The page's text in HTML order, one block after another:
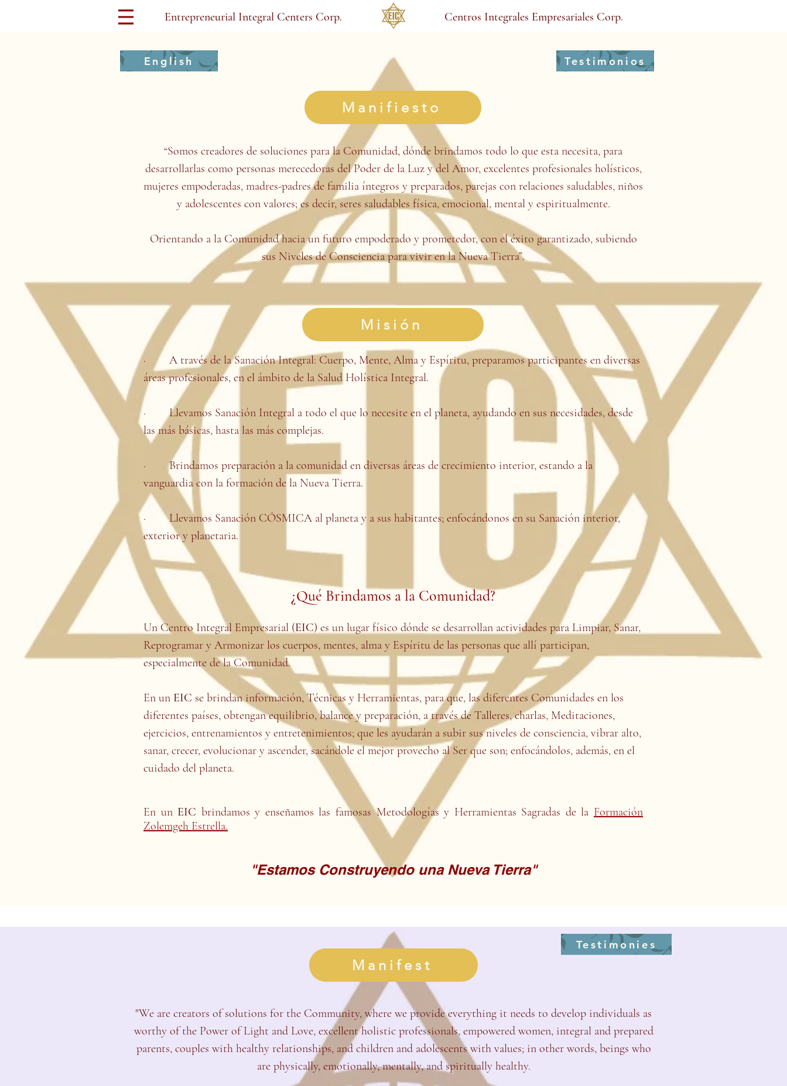
Entrepreneurial Integral Centers Corp. Centros Integrales Empresariales Corp.
English Testimonios
Manifiesto
“Somos creadores de soluciones para la Comunidad, dónde brindamos todo lo que esta necesita, para
desarrollarlas como personas merecedoras del Poder de la Luz y del Amor, excelentes profesionales holísticos,
mujeres empoderadas, madres-padres de familia íntegros y preparados, parejas con relaciones saludables, niños
y adolescentes con valores; es decir, seres saludables física, emocional, mental y espiritualmente.
Orientando a la Comunidad hacia un futuro empoderado y prometedor, con el éxito garantizado, subiendo
sus Niveles de Consciencia para vivir en la Nueva Tierra”.
· A través de la Sanación Integral: Cuerpo, Mente, Alma y Espíritu, preparamos participantes en diversas
áreas profesionales, en el ámbito de la Salud Holística Integral.
· Llevamos Sanación Integral a todo el que lo necesite en el planeta, ayudando en sus necesidades, desde
las más básicas, hasta las más complejas.
· Brindamos preparación a la comunidad en diversas áreas de crecimiento interior, estando a la
vanguardia con la formación de la Nueva Tierra.
· Llevamos Sanación CÓSMICA al planeta y a sus habitantes; enfocándonos en su Sanación interior,
exterior y planetaria.
¿Qué Brindamos a la Comunidad?
Un Centro Integral Empresarial (EIC) es un lugar físico dónde se desarrollan actividades para Limpiar, Sanar,
Reprogramar y Armonizar los cuerpos, mentes, alma y Espíritu de las personas que allí participan,
especialmente de la Comunidad.
En un EIC se brindan información, Técnicas y Herramientas, para que, las diferentes Comunidades en los
diferentes países, obtengan equilibrio, balance y preparación, a través de Talleres, charlas, Meditaciones,
ejercicios, entrenamientos y entretenimientos; que les ayudarán a subir sus niveles de consciencia, vibrar alto,
sanar, crecer, evolucionar y ascender, sacándole el mejor provecho al Ser que son; enfocándolos, además, en el
cuidado del planeta.
En un EIC brindamos y enseñamos las famosas Metodologías y Herramientas Sagradas de la Formación
Zolemgeh Estrella.
"Estamos Construyendo una Nueva Tierra"
Misión
Manifest
Testimonies
"We are creators of solutions for the Community, where we provide everything it needs to develop individuals as
worthy of the Power of Light and Love, excellent holistic professionals, empowered women, integral and prepared
parents, couples with healthy relationships, and children and adolescents with values; in other words, beings who
are physically, emotionally, mentally, and spiritually healthy.